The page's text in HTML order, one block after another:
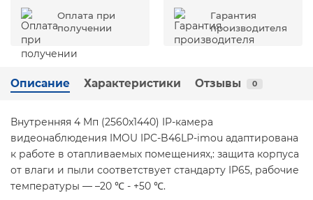
Оплата при
получении
Гарантия
производителя
Описание Характеристики Отзывы 0
Внутренняя 4 Mп (2560x1440) IP-камера
видеонаблюдения IMOU IPC-B46LP-imou адаптирована
к работе в отапливаемых помещениях,: защита корпуса
от влаги и пыли соответствует стандарту IP65, рабочие
температуры — –20 ℃ - +50 ℃.